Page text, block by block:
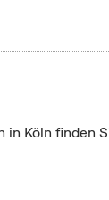
Köln finden